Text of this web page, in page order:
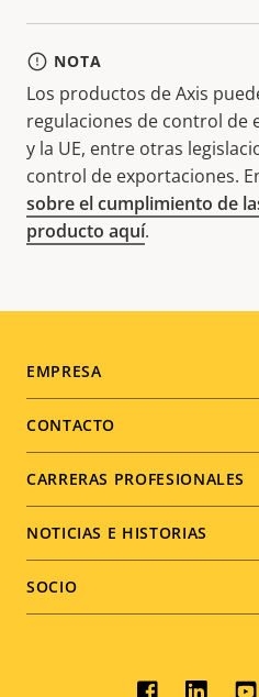
NOTA
Los productos de Axis
regulaciones de control de
y la UE, entre otras
control de exportaciones.
sobre el cumplimiento de
producto aquí.
Footer
menu
EMPRESA
CONTACTO
CARRERAS PROFESIONALES
NOTICIAS E HISTORIAS
SOCIO